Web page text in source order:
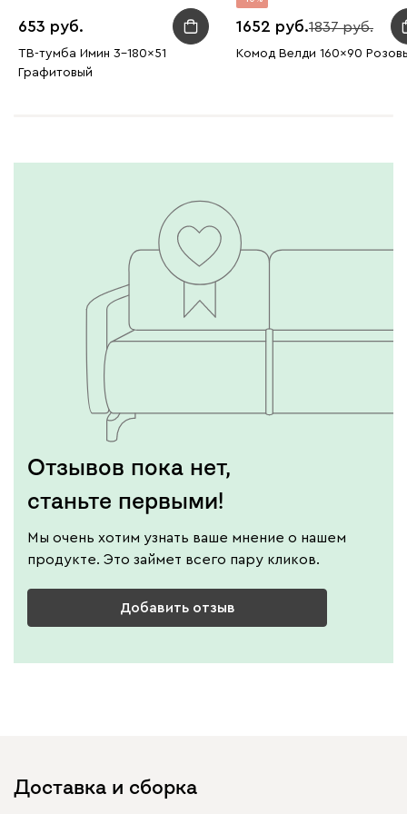
653
ТВ-тумба Имин 3-180x51
Графитовый
1652 1837
Комод Велди 160x90
Отзывов пока нет,
станьте первыми!
Мы очень хотим узнать ваше мнение о нашем
продукте. Это займет всего пару кликов.
Добавить отзыв
Доставка и сборка